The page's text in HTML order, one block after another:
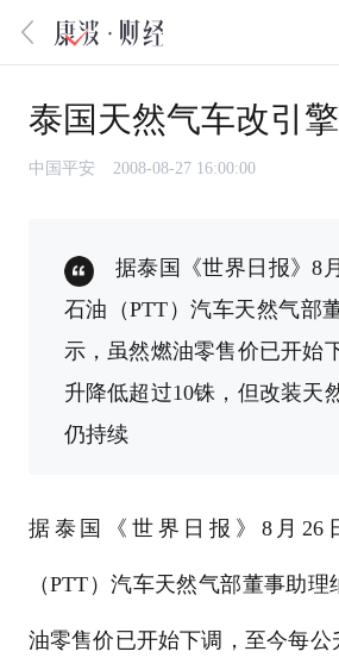
泰国天然气车改引
中国平安 2008-08-27 16:00:00
据泰国《世界日报》8
石油（PTT）汽车天然气部
示，虽然燃油零售价已开始
升降低超过10铢，但改装天
仍持续
据泰国《世界日报》8月26
（PTT）汽车天然气部董事助
油零售价已开始下调，至今每公